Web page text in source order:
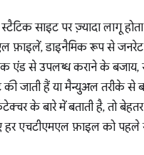
स्टैटिक साइट पर ज़्यादा लागू
फ़ाइलें, डाइनैमिक रूप से जनरेट
एंड से उपलब्ध कराने के बजाय,
जाती हैं या मैन्युअल तरीके से
के बारे में बताती है, तो
हर एचटीएमएल फ़ाइल को पहले